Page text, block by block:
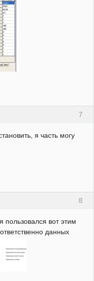
7
я часть могу
8
пользовался вот этим
данных